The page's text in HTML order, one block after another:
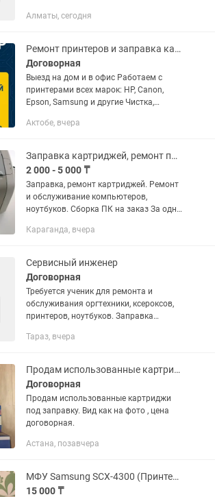
Обязанности: — выезд по заявкам —
и...
Алматы, сегодня
Ремонт принтеров и заправка картриджей
Договорная
Выезд на дом и в офис Работаем с
принтерами всех марок: HP, Canon,
Epson, Samsung и другие Чистка,
устранение ошибок Качественная
Актобе, вчера
Заправка картриджей, ремонт принтеров, компьютеров
2 000 - 5 000 ₸
Заправка, ремонт картриджей. Ремонт
и обслуживание компьютеров,
ноутбуков. Сборка ПК на заказ За одну
зависимости от количества и района
Караганда, вчера
Сервисный инженер
Договорная
Требуется ученик для ремонта и
обслуживания оргтехники, ксероксов,
принтеров, ноутбуков. Заправка
номер внизу.
Тараз, вчера
Продам использованные картриджи.
Договорная
Продам использованные картриджи
под заправку. Вид как на фото , цена
договорная.
Астана, позавчера
МФУ Samsung SCX-4300 (Принтер / Сканер / Копир)
15 000 ₸